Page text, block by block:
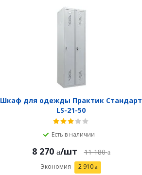
Шкаф для одежды Практик Стандарт
LS-21-50
Есть в наличии
8 270 /шт 11 180
Экономия 2 910